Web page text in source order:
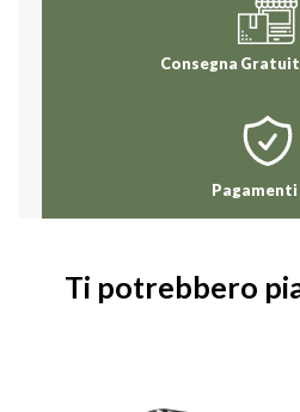
Consegna
Pagamenti
Ti potrebbero